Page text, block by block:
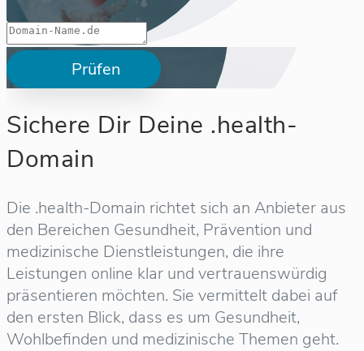
Prüfen
Sichere Dir Deine .health-
Domain
Die .health-Domain richtet sich an Anbieter aus
den Bereichen Gesundheit, Prävention und
medizinische Dienstleistungen, die ihre
Leistungen online klar und vertrauenswürdig
präsentieren möchten. Sie vermittelt dabei auf
den ersten Blick, dass es um Gesundheit,
Wohlbefinden und medizinische Themen geht.